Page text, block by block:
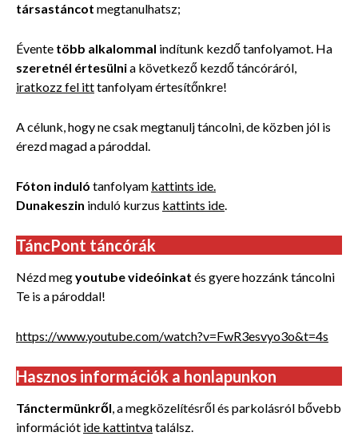
társastáncot megtanulhatsz;
Évente több alkalommal indítunk kezdő tanfolyamot. Ha
szeretnél értesülnia következő kezdő táncóráról,
iratkozz fel itttanfolyam értesítőnkre!
A célunk, hogy ne csak megtanulj táncolni, de közben jól is
érezd magad a pároddal.
Fóton induló tanfolyam kattints ide.
Dunakeszin induló kurzus kattints ide.
TáncPont táncórák
Nézd megyoutube videóinkat és gyere hozzánk táncolni
Te is a pároddal!
https://www.youtube.com/watch?v=FwR3esvyo3o&t=4s
Hasznos információk a honlapunkon
Tánctermünkről, a megközelítésről és parkolásról bővebb
információt ide kattintvatalálsz.